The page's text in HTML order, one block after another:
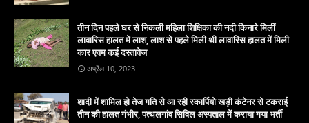
तीन दिन पहले घर से निकली महिला शिक्षिका की नदी किनारे मिलीं
लावारिस हालत में लाश, लाश से पहले मिली थी लावारिस हालत में मिली
कार एवम कई दस्तावेज
अप्रैल 10, 2023
शादी में शामिल हो तेज गति से आ रही स्कार्पियो खड़ी कंटेनर से टकराई
तीन की हालत गंभीर, पत्थलगांव सिविल अस्पताल में कराया गया भर्ती